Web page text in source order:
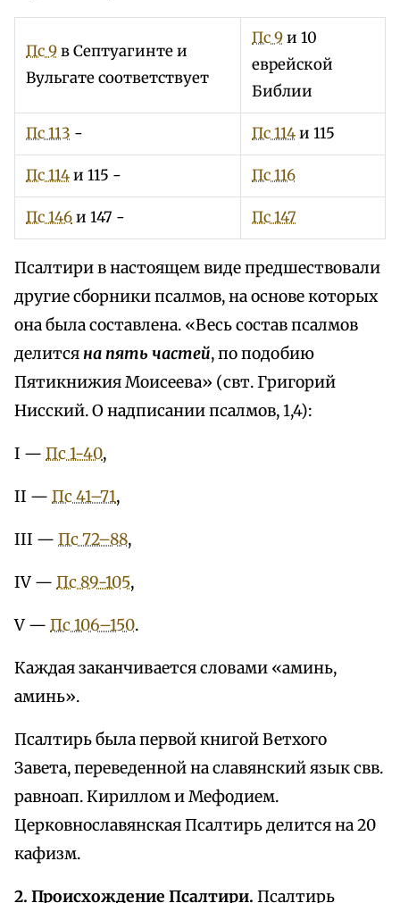
Пс 9в Септуагинте и
Вульгате соответствует
Пс 9и 10
еврейской
Библии
Пс 113 - Пс 114и 115
Пс 114и 115 - Пс 116
Пс 146и 147 - Пс 147
Псалтири в настоящем виде предшествовали
другие сборники псалмов, на основе которых
она была составлена. «Весь состав псалмов
делитсяна пять частей, по подобию
Пятикнижия Моисеева» (свт. Григорий
Нисский. О надписании псалмов, 1,4):
I — Пс 1-40,
II — Пс 41–71,
III — Пс 72–88,
IV — Пс 89-105,
V — Пс 106–150.
Каждая заканчивается словами «аминь,
аминь».
Псалтирь была первой книгой Ветхого
Завета, переведенной на славянский язык свв.
равноап. Кириллом и Мефодием.
Церковнославянская Псалтирь делится на 20
кафизм.
2. Происхождение Псалтири. Псалтирь